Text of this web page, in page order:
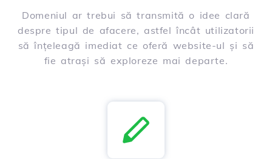
Domeniul ar trebui să transmită o idee clară
despre tipul de afacere, astfel încât utilizatorii
să înțeleagă imediat ce oferă website-ul și să
fie atrași să exploreze mai departe.